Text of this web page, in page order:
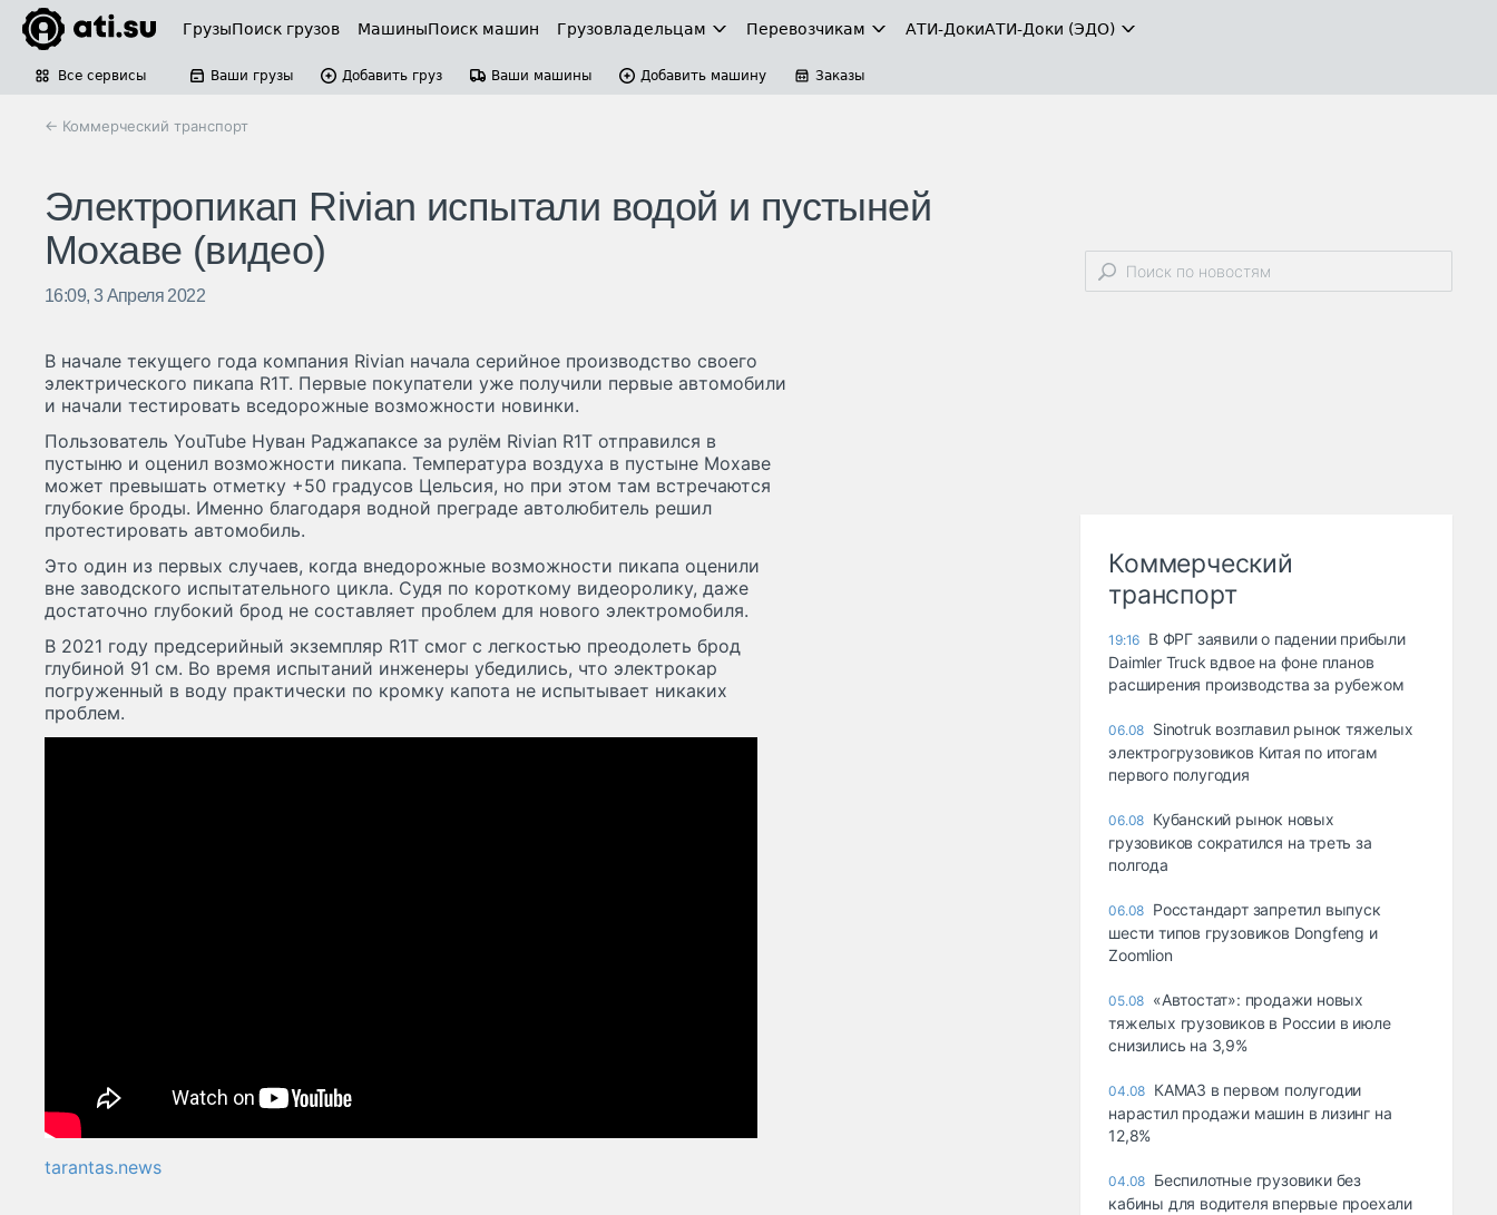
ГрузыПоиск грузов МашиныПоиск машин Грузовладельцам Перевозчикам АТИ-ДокиАТИ-Доки (ЭДО)
Все сервисы Ваши грузы Добавить груз Ваши машины Добавить машину Заказы
← Коммерческий транспорт
Электропикап Rivian испытали водой и пустыней
Мохаве (видео)
16:09, 3 Апреля 2022
В начале текущего года компания Rivian начала серийное производство своего
электрического пикапа R1T. Первые покупатели уже получили первые автомобили
и начали тестировать вседорожные возможности новинки.
Пользователь YouTube Нуван Раджапаксе за рулём Rivian R1T отправился в
пустыню и оценил возможности пикапа. Температура воздуха в пустыне Мохаве
может превышать отметку +50 градусов Цельсия, но при этом там встречаются
глубокие броды. Именно благодаря водной преграде автолюбитель решил
протестировать автомобиль.
Это один из первых случаев, когда внедорожные возможности пикапа оценили
вне заводского испытательного цикла. Судя по короткому видеоролику, даже
достаточно глубокий брод не составляет проблем для нового электромобиля.
В 2021 году предсерийный экземпляр R1T смог с легкостью преодолеть брод
глубиной 91 см. Во время испытаний инженеры убедились, что электрокар
погруженный в воду практически по кромку капота не испытывает никаких
проблем.
tarantas.news
Коммерческий
транспорт
19:16 В ФРГ заявили о падении прибыли
Daimler Truck вдвое на фоне планов
расширения производства за рубежом
06.08 Sinotruk возглавил рынок тяжелых
электрогрузовиков Китая по итогам
первого полугодия
06.08 Кубанский рынок новых
грузовиков сократился на треть за
полгода
06.08 Росстандарт запретил выпуск
шести типов грузовиков Dongfeng и
Zoomlion
05.08 «Автостат»: продажи новых
тяжелых грузовиков в России в июле
снизились на 3,9%
04.08 КАМАЗ в первом полугодии
нарастил продажи машин в лизинг на
12,8%
04.08 Беспилотные грузовики без
кабины для водителя впервые проехали